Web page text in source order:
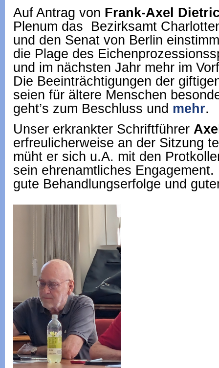
Auf Antrag von Frank-Axel
Plenum das Bezirksamt
und den Senat von Berlin
die Plage des
und im nächsten Jahr mehr im
Die Beeinträchtigungen der
seien für ältere Menschen
geht’s zum Beschluss und mehr.
Unser erkrankter Schriftführer
erfreulicherweise an der Sitzung
müht er sich u.A. mit den
sein ehrenamtliches
gute Behandlungserfolge und